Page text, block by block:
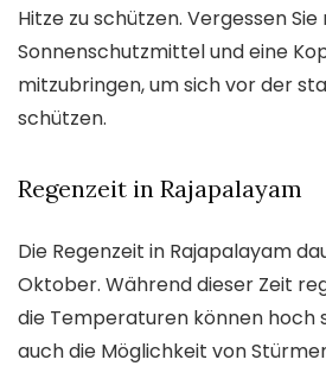
Hitze zu schützen. Vergessen
Sonnenschutzmittel und eine
mitzubringen, um sich vor der
schützen.
Regenzeit in Rajapalayam
Die Regenzeit in Rajapalayam
Oktober. Während dieser Zeit
die Temperaturen können hoch
auch die Möglichkeit von